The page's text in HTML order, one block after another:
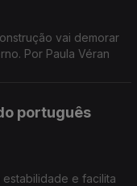
vai demorar
Por Paula Véran
português
e facilita